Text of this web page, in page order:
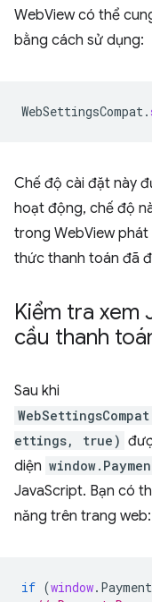
WebView có thể
bằng cách sử dụng:
WebSettingsCompat.
Chế độ cài đặt này
hoạt động, chế độ
trong WebView
thức thanh toán đã
Kiểm tra xem
cầu thanh
Sau khi
ettings, true)
diện
JavaScript. Bạn có
năng trên trang web:
if (window.